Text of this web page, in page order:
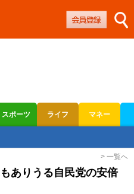
スポーツ ライフ マネー
> 一覧へ
ありうる自民党の安倍